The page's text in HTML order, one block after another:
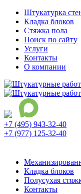
Штукатурка
Кладка блоков
Стяжка пола
Поиск по сайту
Услуги
Контакты
О компании
+7 (495) 943-32-40
+7 (977) 125-32-40
Кладка блоков
Полусухая
Контакты